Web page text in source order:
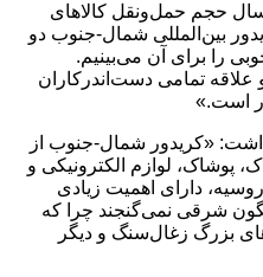
سال حجم حمل‌ونقل کالاهای
بین‌المللی شمال-جنوب دو
را برای آن می‌بینیم.
علاقه تمامی دست‌اندرکاران
است.»
«کریدور شمال-جنوب از
پوشاک، لوازم الکترونیکی و
دارای اهمیت زیادی
شرقی نمی‌گنجند چرا که
بزرگ زغال‌سنگ و دیگر